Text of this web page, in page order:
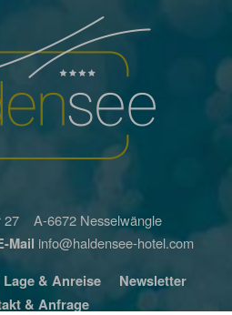
A-6672 Nesselwängle
Mail info@haldensee-hotel.com
Lage & Anreise
Newsletter
& Anfrage